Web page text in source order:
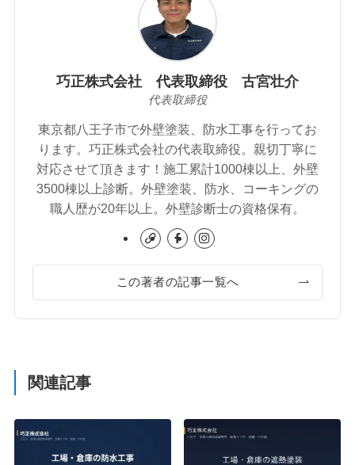
巧正株式会社 代表取締役 古宮壮介
代表取締役
東京都八王子市で外壁塗装、防水工事を行ってお
ります。巧正株式会社の代表取締役。親切丁寧に
対応させて頂きます！施工累計1000棟以上、外壁
3500棟以上診断。外壁塗装、防水、コーキングの
職人歴が20年以上。外壁診断士の資格保有。
この著者の記事一覧へ
関連記事